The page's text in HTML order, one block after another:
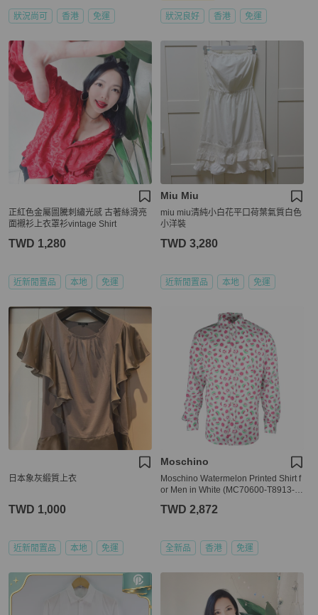
狀況尚可 香港 免運 狀況良好 香港 免運
正紅色金屬圖騰刺繡光感 古著絲滑亮
面襯衫上衣罩衫vintage Shirt
TWD 1,280
近新閒置品 本地 免運
Miu Miu
miu miu清純小白花平口荷葉氣質白色
小洋裝
TWD 3,280
近新閒置品 本地 免運
日本象灰緞質上衣
TWD 1,000
近新閒置品 本地 免運
Moschino
Moschino Watermelon Printed Shirt f
or Men in White (MC70600-T8913-0
TWD 2,872
全新品 香港 免運